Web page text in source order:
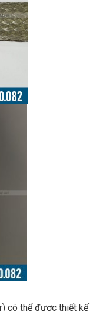
có thể được thiết kế